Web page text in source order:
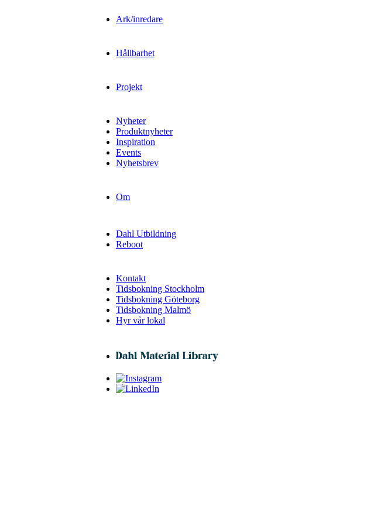
Ark/inredare
Hållbarhet
Projekt
Nyheter
Produktnyheter
Inspiration
Events
Nyhetsbrev
Om
Dahl Utbildning
Reboot
Kontakt
Tidsbokning Stockholm
Tidsbokning Göteborg
Tidsbokning Malmö
Hyr vår lokal